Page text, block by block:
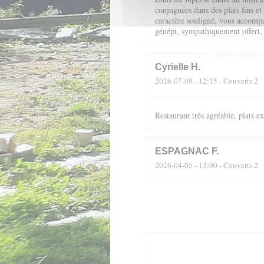
conjuguées dans des plats fins
caractère souligné, vous
génépi, sympathiquement
Cyrielle H
2026-07-09 - 12:15 - Couverts 2
Restaurant très agréable, plats
ESPAGNAC F
2026-04-05 - 13:00 - Couverts 2